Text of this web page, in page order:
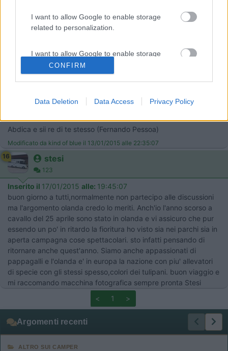
I want to allow Google to enable storage
related to personalization.
I want to allow Google to enable storage
related to security, including authentication
functionality and fraud prevention, and other
CONFIRM
Data Deletion Data Access Privacy Policy
Bè, se parti l'8 maggio, secondo me riesci a vedere ancora le
fioriture; nel primo post avevi invece detto che saresti partita
aperto quest'anno fino al 17 maggio, per cui fino a quella data i
fiori ci saranno. Ricordo che lo scorso aprile - i primi giorni -
stavano mettendo dei bulbi nei campi che sarebbero fioriti
ragazze intente a sotterrare i bulbi[:)] Se trovo le foto, domani
le posto. Ciao notte Pierluigi
********************************************** Siediti al sole.
Abdica e sii re di te stesso (Fernando Pessoa)
Modificato da kind of blue il 13/01/2015 alle 22:35:07
16
stesi
123
Inserito il 17/01/2015 alle: 19:45:07
buon giorno a tutti,normalmente non partecipo alle discussioni
ma l'argomento olanda credo lo meriti. Anch'io l'anno scorso a
cavallo del 25 aprile sono stato in olanda e vi assicuro che pur
essendo un po' in ritardo la fioritura ho visto sia nei parchi sia in
aperta campagna cose spettacolari. sto infatti pensando di
ritornare anche quest'anno. Siamo anche appassionati di
pappagalli e l'olanda e' in europa la nazione con piu' allevatori
di specie con gli stessi spesso,colori dei tulipani. buon viaggio e
mi raccomando macchina fotografica sempre pronta Stesi
<
1 >
Argomenti recenti
ALTRO SUI CAMPER